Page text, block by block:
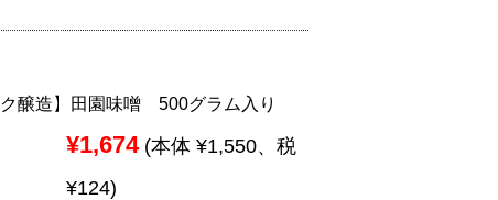
ク醸造】田園味噌 500グラム入り
¥1,674 (本体 ¥1,550、税
¥124)